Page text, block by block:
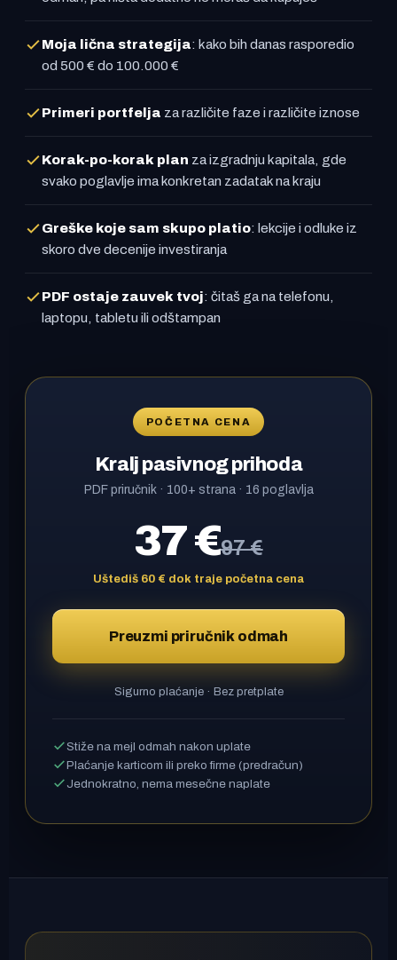
Moja lična strategija: kako bih danas rasporedio
od 500 € do 100.000 €
Primeri portfelja za različite faze i različite iznose
Korak-po-korak plan za izgradnju kapitala, gde
svako poglavlje ima konkretan zadatak na kraju
Greške koje sam skupo platio: lekcije i odluke iz
skoro dve decenije investiranja
PDF ostaje zauvek tvoj: čitaš ga na telefonu,
laptopu, tabletu ili odštampan
POČETNA CENA
Kralj pasivnog prihoda
PDF priručnik · 100+ strana · 16 poglavlja
37 €redovna cena
97 €
Uštediš 60 € dok traje početna cena
Preuzmi priručnik odmah
Sigurno plaćanje · Bez pretplate
Stiže na mejl odmah nakon uplate
Plaćanje karticom ili preko firme (predračun)
Jednokratno, nema mesečne naplate